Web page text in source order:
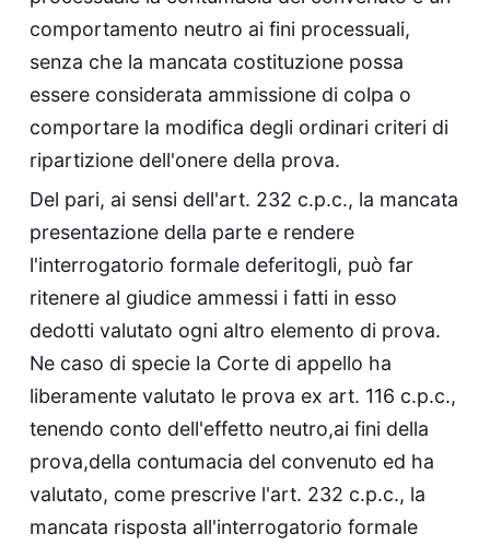
comportamento neutro ai fini processuali,
senza che la mancata costituzione possa
essere considerata ammissione di colpa o
comportare la modifica degli ordinari criteri di
ripartizione dell'onere della prova.
Del pari, ai sensi dell'art. 232 c.p.c., la mancata
presentazione della parte e rendere
l'interrogatorio formale deferitogli, può far
ritenere al giudice ammessi i fatti in esso
dedotti valutato ogni altro elemento di prova.
Ne caso di specie la Corte di appello ha
liberamente valutato le prova ex art. 116 c.p.c.,
tenendo conto dell'effetto neutro,ai fini della
prova,della contumacia del convenuto ed ha
valutato, come prescrive l'art. 232 c.p.c., la
mancata risposta all'interrogatorio formale